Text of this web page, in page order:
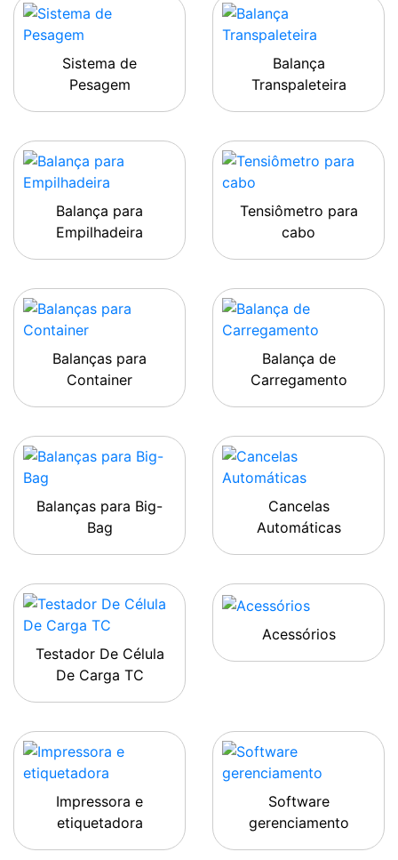
Sistema de
Pesagem
Balança
Transpaleteira
Balança para
Empilhadeira
Tensiômetro para
cabo
Balanças para
Container
Balança de
Carregamento
Balanças para Big-
Bag
Cancelas
Automáticas
Testador De Célula
De Carga TC
Acessórios
Impressora e
etiquetadora
Software
gerenciamento